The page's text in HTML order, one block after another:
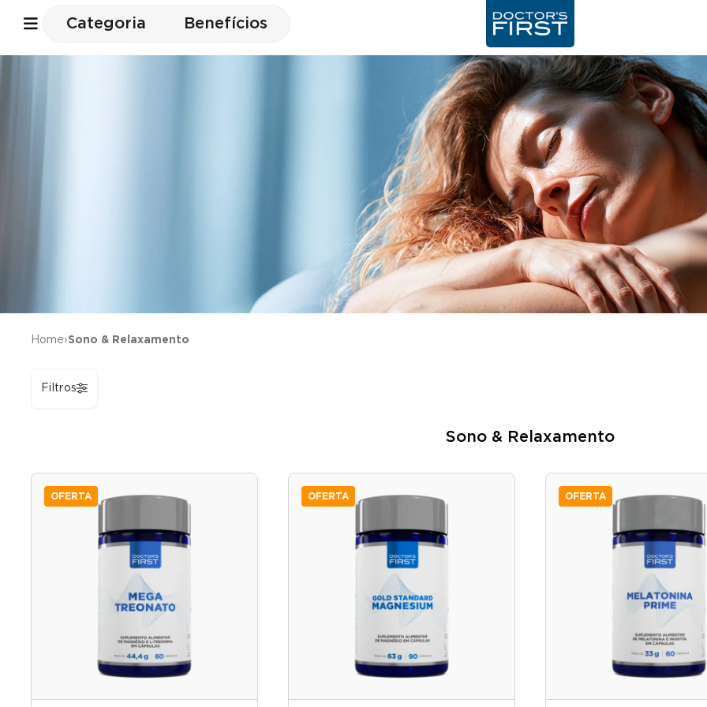
Categoria Benefícios
Home›Sono & Relaxamento
Filtros
Sono & Relaxamento
OFERTA OFERTA OFERTA